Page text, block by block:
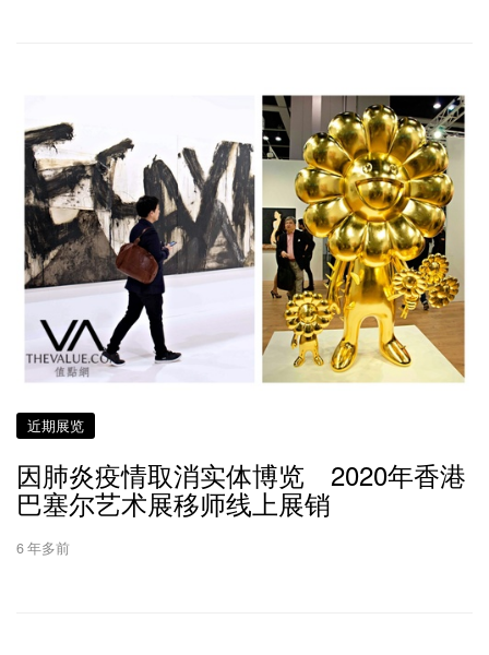
近期展览
因肺炎疫情取消实体博览 2020年香港
巴塞尔艺术展移师线上展销
6 年多前